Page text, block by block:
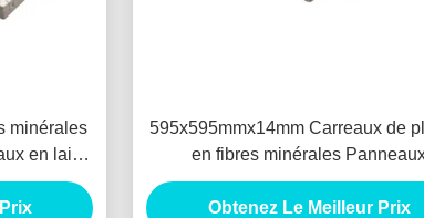
minérales
en laine
595x595mmx14mm Carreaux de
en fibres minérales
acoustiques incendiaires pour
du bureau
Obtenez Le Meilleur Prix